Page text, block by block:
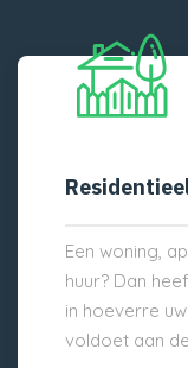
Een woning,
huur? Dan
in hoeverre
voldoet aan